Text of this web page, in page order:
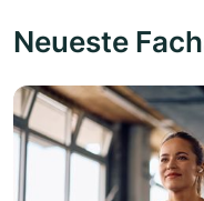
Neueste